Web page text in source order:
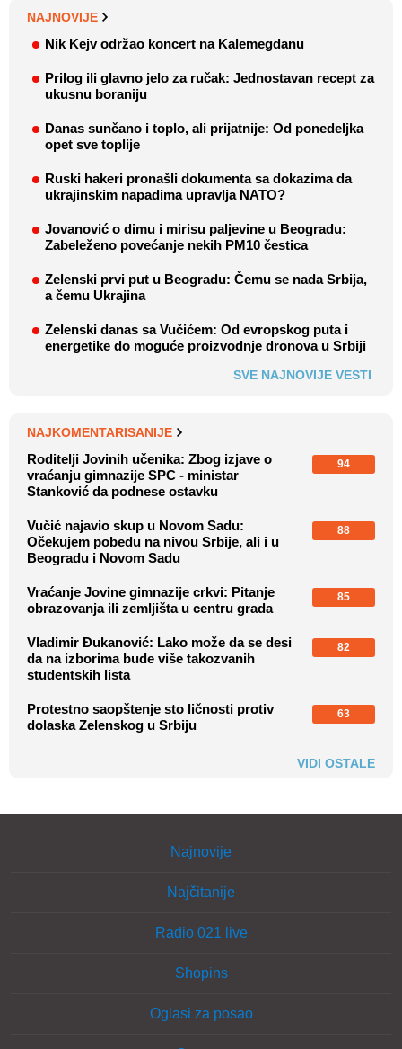
NAJNOVIJE
Nik Kejv održao koncert na Kalemegdanu
Prilog ili glavno jelo za ručak: Jednostavan recept za
ukusnu boraniju
Danas sunčano i toplo, ali prijatnije: Od ponedeljka
opet sve toplije
Ruski hakeri pronašli dokumenta sa dokazima da
ukrajinskim napadima upravlja NATO?
Jovanović o dimu i mirisu paljevine u Beogradu:
Zabeleženo povećanje nekih PM10 čestica
Zelenski prvi put u Beogradu: Čemu se nada Srbija,
a čemu Ukrajina
Zelenski danas sa Vučićem: Od evropskog puta i
energetike do moguće proizvodnje dronova u Srbiji
SVE NAJNOVIJE VESTI
NAJKOMENTARISANIJE
Roditelji Jovinih učenika: Zbog izjave o
vraćanju gimnazije SPC - ministar
Stanković da podnese ostavku
94
Vučić najavio skup u Novom Sadu:
Očekujem pobedu na nivou Srbije, ali i u
Beogradu i Novom Sadu
88
Vraćanje Jovine gimnazije crkvi: Pitanje
obrazovanja ili zemljišta u centru grada
85
Vladimir Đukanović: Lako može da se desi
da na izborima bude više takozvanih
studentskih lista
82
Protestno saopštenje sto ličnosti protiv
dolaska Zelenskog u Srbiju
63
VIDI OSTALE
Najnovije
Najčitanije
Radio 021 live
Shopins
Oglasi za posao